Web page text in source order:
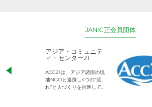
JANIC正会員団体
アジア・コミュニテ
ィ・センター21
ACC21は、アジア諸国の現
地NGOと連携し4つの“流
れ”と人づくりを推進してい